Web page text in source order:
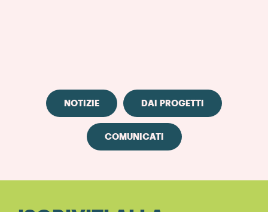
NOTIZIE DAI PROGETTI
COMUNICATI